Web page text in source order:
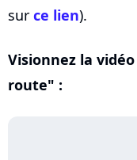
sur ce lien).
Visionnez la
route" :